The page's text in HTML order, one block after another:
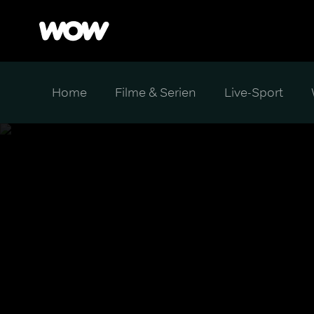
Home Filme & Serien Live-Sport